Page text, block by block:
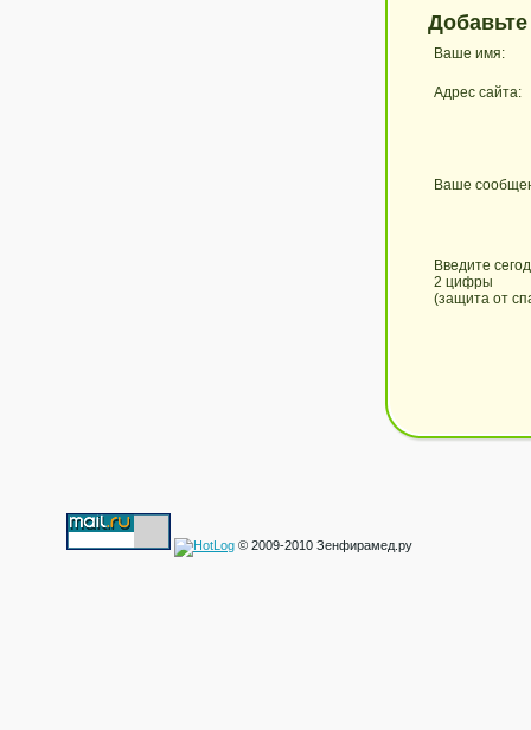
Ваше имя:
Адрес сайта:
Ваше
Введите
2 цифры
(защита от
© 2009-2010 Зенфирамед.ру